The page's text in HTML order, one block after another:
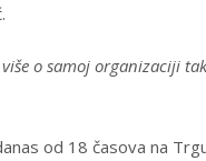
o samoj organizaciji
od 18 časova na